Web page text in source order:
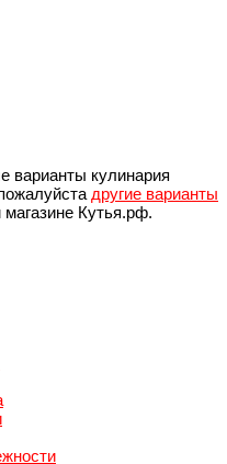
варианты кулинария
другие варианты
Кутья.рф.